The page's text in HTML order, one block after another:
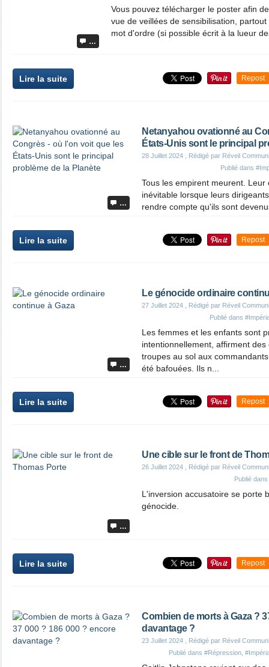
…
Vous pouvez télécharger le poster afin
vue de veillées de sensibilisation,
mot d'ordre (si possible écrit à la lueur
Lire la suite Repost
…
Netanyahou ovationné au
États-Unis sont le principal
28 Juillet 2024 , Rédigé par Réveil
Publié dans
Tous les empirent meurent.
inévitable lorsque leurs
rendre compte qu'ils sont
Lire la suite Repost
…
Le génocide ordinaire
27 Juillet 2024 , Rédigé par Réveil
Publié dans
Les femmes et les enfants sont
intentionnellement, affirment
troupes au sol aux
été bafouées. Ils n...
Lire la suite Repost
…
Une cible sur le front de
26 Juillet 2024 , Rédigé par Réveil
Publié dans
L'inversion accusatoire se porte
génocide.
Lire la suite Repost
Combien de morts à Gaza ?
davantage ?
23 Juillet 2024 , Rédigé par Réveil
Publié dans #Répression